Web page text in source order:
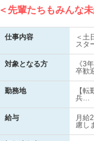
＜先輩たちもみんな
仕事内容
＜土
スタ
対象となる方
《3
卒歓
勤務地
【
兵…
給与
月給
慮し